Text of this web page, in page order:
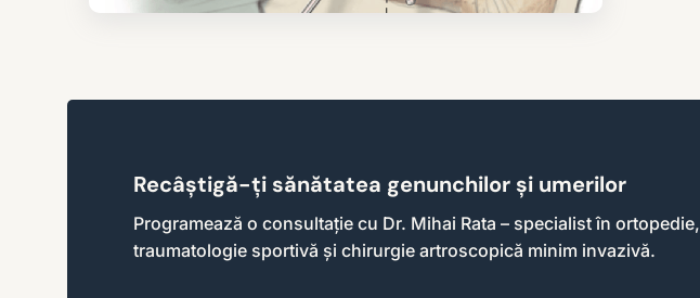
Recâștigă-ți sănătatea genunchilor și umerilor
Programează o consultație cu Dr. Mihai Rata – specialist în ortopedie,
traumatologie sportivă și chirurgie artroscopică minim invazivă.